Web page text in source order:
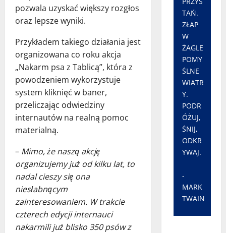
pozwala uzyskać większy rozgłos
oraz lepsze wyniki.
Przykładem takiego działania jest
organizowana co roku akcja
„Nakarm psa z Tablicą”, która z
powodzeniem wykorzystuje
system kliknięć w baner,
przeliczając odwiedziny
internautów na realną pomoc
materialną.
– Mimo, że naszą akcję
organizujemy już od kilku lat, to
nadal cieszy się ona
niesłabnącym
zainteresowaniem. W trakcie
czterech edycji internauci
nakarmili już blisko 350 psów z
TAŃ.
ZŁAP
W
ŻAGLE
POMY
ŚLNE
WIATR
Y.
PODR
ÓŻUJ,
ŚNIJ,
ODKR
YWAJ.
-
MARK
TWAIN